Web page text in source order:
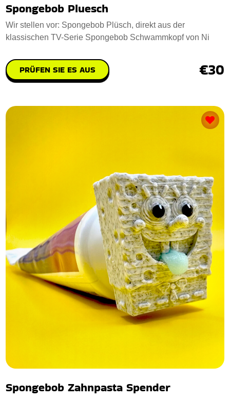
Spongebob Pluesch
Wir stellen vor: Spongebob Plüsch, direkt aus der
klassischen TV-Serie Spongebob Schwammkopf von Ni
PRÜFEN SIE ES AUS €30
Spongebob Zahnpasta Spender